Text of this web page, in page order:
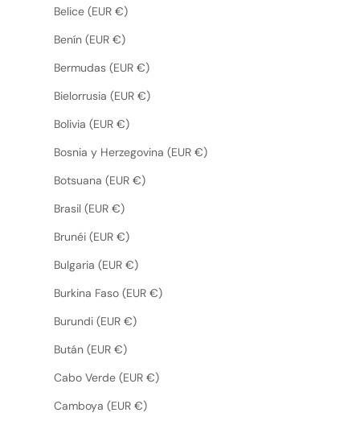
Belice (EUR €)
Benín (EUR €)
Bermudas (EUR €)
Bielorrusia (EUR €)
Bolivia (EUR €)
Bosnia y Herzegovina (EUR €)
Botsuana (EUR €)
Brasil (EUR €)
Brunéi (EUR €)
Bulgaria (EUR €)
Burkina Faso (EUR €)
Burundi (EUR €)
Bután (EUR €)
Cabo Verde (EUR €)
Camboya (EUR €)